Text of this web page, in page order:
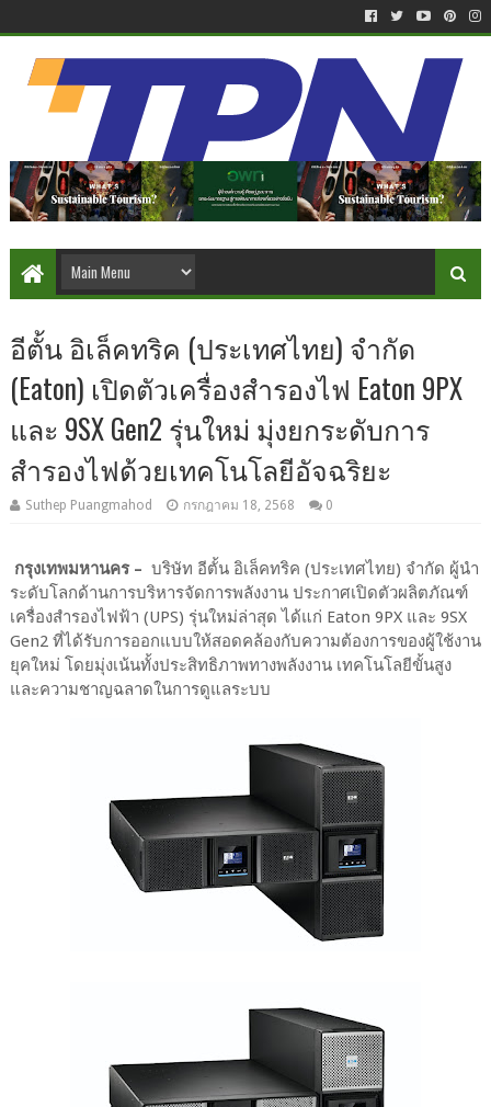
อีตั้น อิเล็คทริค (ประเทศไทย) จำกัด
(Eaton) เปิดตัวเครื่องสำรองไฟ Eaton 9PX
และ 9SX Gen2 รุ่นใหม่ มุ่งยกระดับการ
สำรองไฟด้วยเทคโนโลยีอัจฉริยะ
Suthep Puangmahod กรกฎาคม 18, 2568 0
กรุงเทพมหานคร – บริษัท อีตั้น อิเล็คทริค (ประเทศไทย) จำกัด ผู้นำ
ระดับโลกด้านการบริหารจัดการพลังงาน ประกาศเปิดตัวผลิตภัณฑ์
เครื่องสำรองไฟฟ้า (UPS) รุ่นใหม่ล่าสุด ได้แก่ Eaton 9PX และ 9SX
Gen2 ที่ได้รับการออกแบบให้สอดคล้องกับความต้องการของผู้ใช้งาน
ยุคใหม่ โดยมุ่งเน้นทั้งประสิทธิภาพทางพลังงาน เทคโนโลยีขั้นสูง
และความชาญฉลาดในการดูแลระบบ